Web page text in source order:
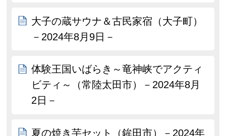
大子の蔵サウナ＆古民家宿（大子町）
－2024年8月9日－
体験王国いばらき～竜神峡でアクティ
ビティ～（常陸太田市）－2024年8月
2日－
夏の焼き芋セット（鉾田市）－2024年